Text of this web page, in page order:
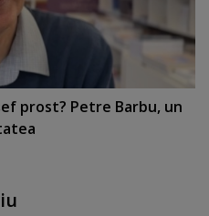
prost? Petre Barbu, un